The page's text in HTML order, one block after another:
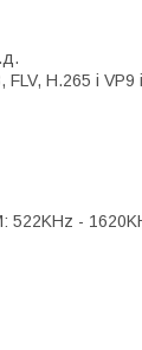
H.265 і VP9
522KHz -